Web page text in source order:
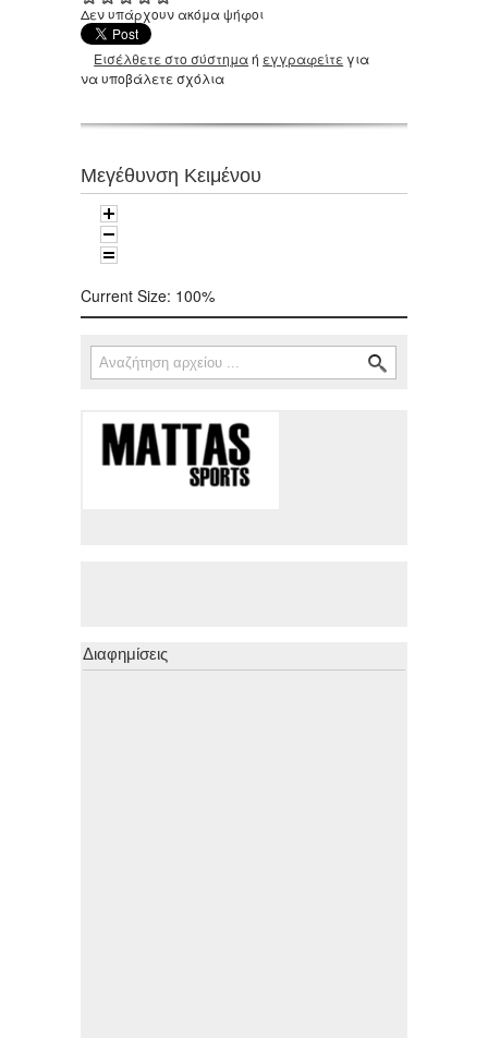
Δεν υπάρχουν ακόμα ψήφοι
Εισέλθετε στο σύστημαή εγγραφείτε για
να υποβάλετε σχόλια
Μεγέθυνση Κειμένου
Current Size: 100%
Φόρμα αναζήτησης
Αναζήτηση
Διαφημίσεις